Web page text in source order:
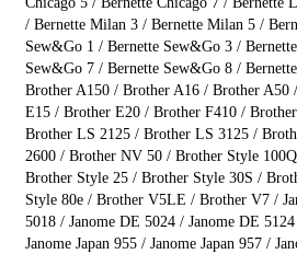
/ Bernette Milan 3 / Bernette Milan 5 /
Sew&Go 1 / Bernette Sew&Go 3 /
Sew&Go 7 / Bernette Sew&Go 8 /
Brother A150 / Brother A16 / Brother A50
E15 / Brother E20 / Brother F410 /
Brother LS 2125 / Brother LS 3125 /
2600 / Brother NV 50 / Brother Style
Brother Style 25 / Brother Style 30S /
Style 80e / Brother V5LE / Brother V7 /
5018 / Janome DE 5024 / Janome DE
Janome Japan 955 / Janome Japan 957 /